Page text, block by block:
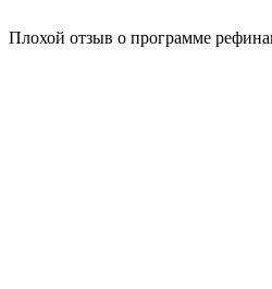
Плохой отзыв о программе